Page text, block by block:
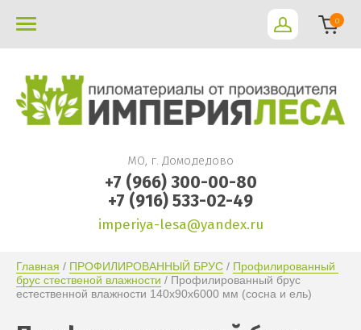
0
МО, г. Домодедово
+7 (966) 300-00-80
+7 (916) 533-02-49
imperiya-lesa@yandex.ru
Главная / ПРОФИЛИРОВАННЫЙ БРУС / Профилированный
брус стественой влажности / Профилированный брус
естественной влажности 140х90х6000 мм (сосна и ель)